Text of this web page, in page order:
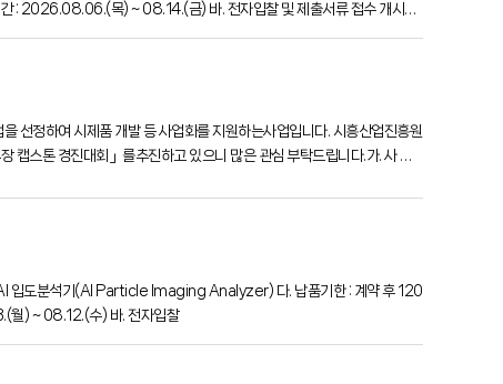
: 2026.08.06.(목) ~ 08.14.(금) 바. 전자입찰 및 제출서류 접수 개시일
선정하여 시제품 개발 등 사업화를 지원하는사업입니다. 시흥산업진흥원
캡스톤 경진대회」를추진하고 있으니 많은 관심 부탁드립니다.가. 사 업
월) ~ 08.12.(수) 바. 전자입찰